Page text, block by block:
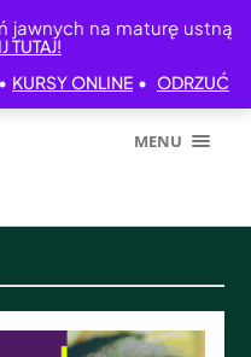
jawnych na maturę ustną
TUTAJ!
• KURSY ONLINE • ODRZUĆ
MENU